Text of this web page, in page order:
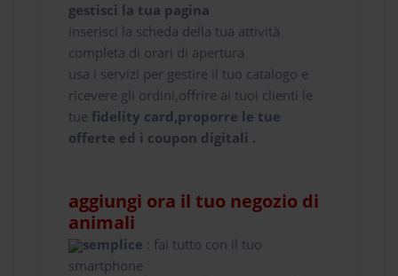
gestisci la tua pagina
inserisci la scheda della tua attività
completa di orari di apertura
usa i servizi per gestire il tuo catalogo e
ricevere gli ordini,offrire ai tuoi clienti le
tue fidelity card,proporre le tue
offerte ed i coupon digitali .
aggiungi ora il tuo negozio di
animali
semplice : fai tutto con il tuo
smartphone